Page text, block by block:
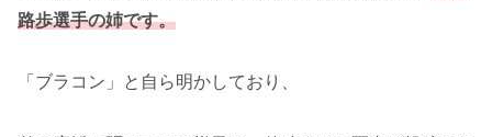
路歩選手の姉です。
「ブラコン」と自ら明かしており、